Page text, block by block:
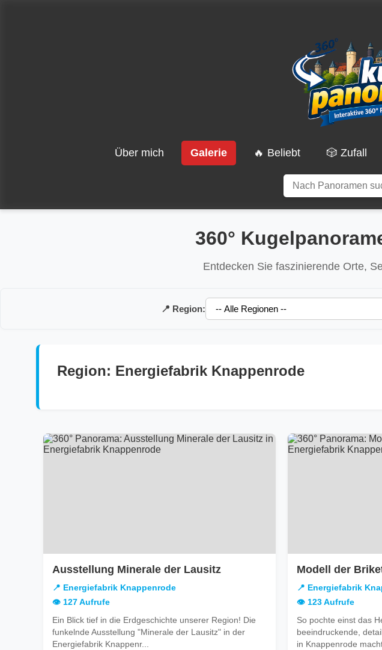
Über mich Galerie 🔥 Beliebt 🎲 Zufall
360°
Entdecken Sie faszinierende Orte,
📍 Region:
Region: Energiefabrik Knappenrode
Ausstellung Minerale der Lausitz
📍 Energiefabrik Knappenrode
👁️ 127 Aufrufe
Ein Blick tief in die Erdgeschichte unserer Region! Die
funkelnde Ausstellung "Minerale der Lausitz" in der
Energiefabrik Knappenr...
Modell der
📍 Energiefabrik
👁️ 123 Aufrufe
So pochte einst das
beeindruckende,
in Knappenrode macht